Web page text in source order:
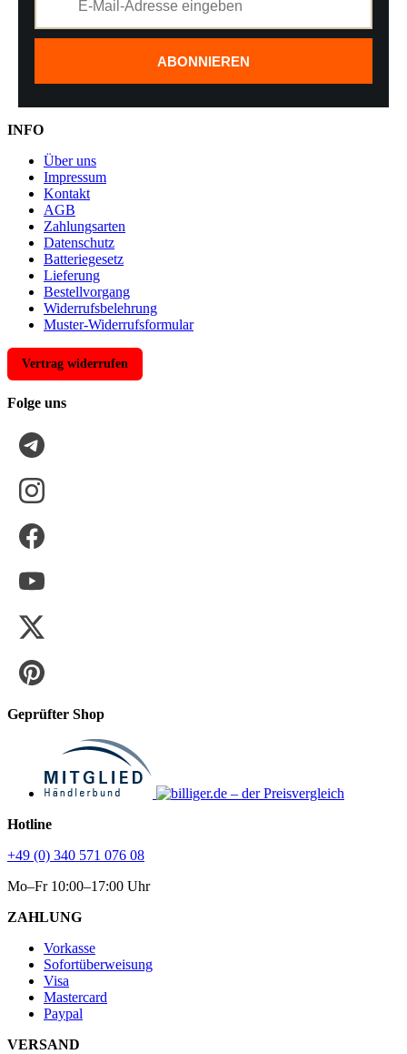
ABONNIEREN
INFO
Über uns
Impressum
Kontakt
AGB
Zahlungsarten
Datenschutz
Batteriegesetz
Lieferung
Bestellvorgang
Widerrufsbelehrung
Muster-Widerrufsformular
Vertrag widerrufen
Folge uns
Geprüfter Shop
Hotline
+49 (0) 340 571 076 08
Mo–Fr 10:00–17:00 Uhr
ZAHLUNG
Vorkasse
Sofortüberweisung
Visa
Mastercard
Paypal
VERSAND